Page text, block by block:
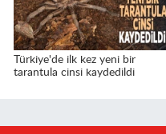
Türkiye'de ilk kez yeni bir
tarantula cinsi kaydedildi